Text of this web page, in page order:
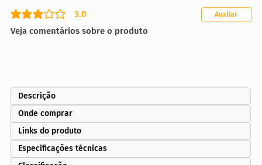
3.0
classificação média é 3 de 5
Veja comentários sobre o produto
Avaliar
Descrição
Onde comprar
Links do produto
Especificações técnicas